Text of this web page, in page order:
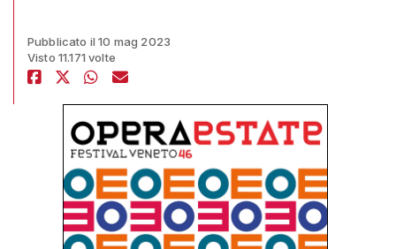
Pubblicato il 10 mag 2023
Visto 11.171 volte